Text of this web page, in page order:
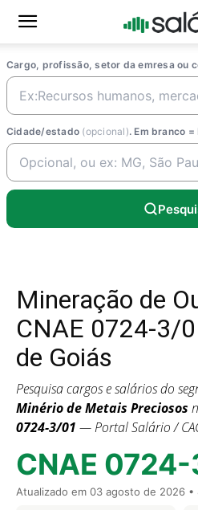
Cargo, profissão, setor da emresa ou
Cidade/estado (opcional). Em branco =
Mineração de
CNAE 0724-3/
de Goiás
Pesquisa cargos e salários do
Minério de Metais Preciosos
0724-3/01 — Portal Salário /
CNAE
Atualizado em 03 agosto de 2026 •